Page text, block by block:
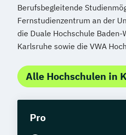
Personal Trainer/-in
Personal Trainer/-in
65+ (Seniorentrainer/-
Personal Trainer/-in mit
Personal Trainer/-in mit
"Betriebswirtschaft"
Psychologische/r
Berufsbegleitende
Fernstudienzentrum an der
die Duale Hochschule
Karlsruhe sowie die VWA
Alle Hochschulen in
Pro